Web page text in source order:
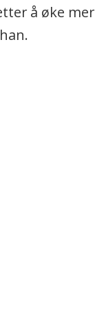
å øke mer